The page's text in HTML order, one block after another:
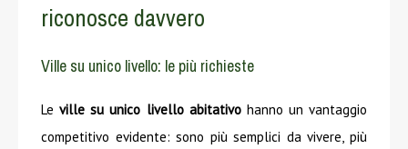
riconosce davvero
Ville su unico livello: le più richieste
Leville su unico livello abitativohanno un vantaggio
competitivo evidente: sono più semplici da vivere, più